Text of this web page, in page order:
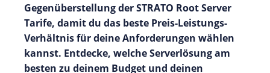
Gegenüberstellung der STRATO Root Server
Tarife, damit du das beste Preis-Leistungs-
Verhältnis für deine Anforderungen wählen
kannst. Entdecke, welche Serverlösung am
besten zu deinem Budget und deinen